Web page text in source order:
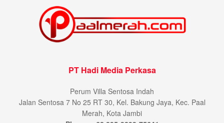
PT Hadi Media Perkasa
Perum Villa Sentosa Indah
Jalan Sentosa 7 No 25 RT 30, Kel. Bakung Jaya, Kec. Paal
Merah, Kota Jambi